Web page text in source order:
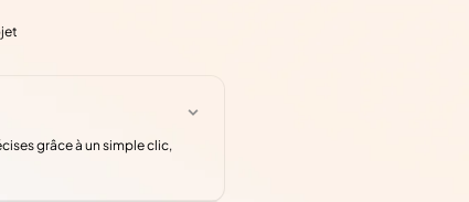
grâce à un simple clic,